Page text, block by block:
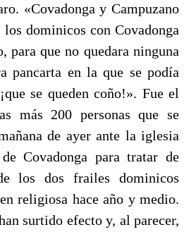
«Covadonga y Campuzano
dominicos con Covadonga
para que no quedara ninguna
pancarta en la que se podía
se queden coño!». Fue el
más 200 personas que se
de ayer ante la iglesia
Covadonga para tratar de
los dos frailes dominicos
religiosa hace año y medio.
surtido efecto y, al parecer,